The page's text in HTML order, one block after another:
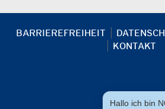
BARRIEREFREIHEIT
KONTAKT
Hallo ich bin